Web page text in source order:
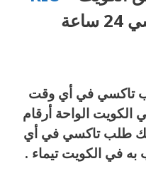
تاكسي في أي وقت
الكويت الواحة أرقام
طلب تاكسي في أي
في الكويت تيماء .